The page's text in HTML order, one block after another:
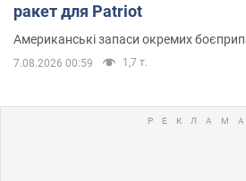
ракет для Patriot
Американські запаси окремих
7.08.2026 00:59 1,7 т.